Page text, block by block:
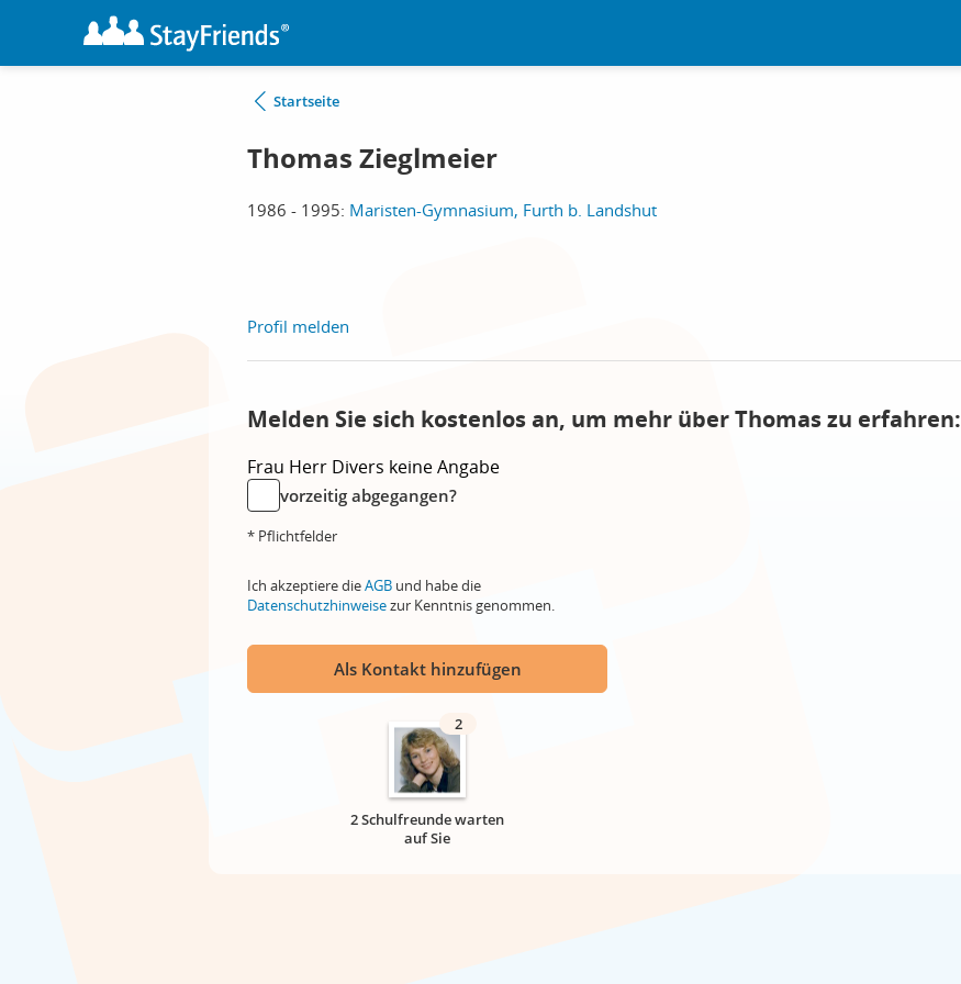
Startseite
Thomas Zieglmeier
1986 - 1995: Maristen-Gymnasium, Furth b. Landshut
Profil melden
Melden Sie sich kostenlos an, um mehr über Thomas zu erfahren:
Frau Herr Divers keine Angabe
vorzeitig abgegangen?
* Pflichtfelder
Ich akzeptiere dieAGB und habe die
Datenschutzhinweisezur Kenntnis genommen.
Als Kontakt hinzufügen
2
2 Schulfreunde warten
auf Sie